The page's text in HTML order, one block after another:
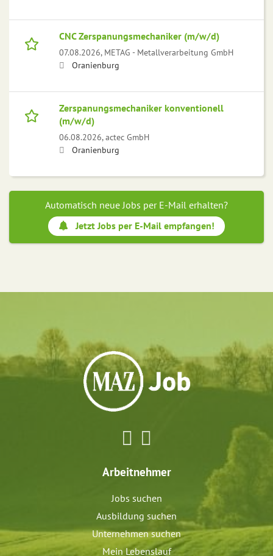
CNC Zerspanungsmechaniker (m/w/d)
07.08.2026, METAG - Metallverarbeitung GmbH
Oranienburg
Zerspanungsmechaniker konventionell
(m/w/d)
06.08.2026,actec GmbH
Oranienburg
Automatisch neue Jobs per E-Mail erhalten?
Jetzt Jobs per E-Mail empfangen!
Arbeitnehmer
Jobs suchen
Ausbildung suchen
Unternehmen suchen
Mein Lebenslauf